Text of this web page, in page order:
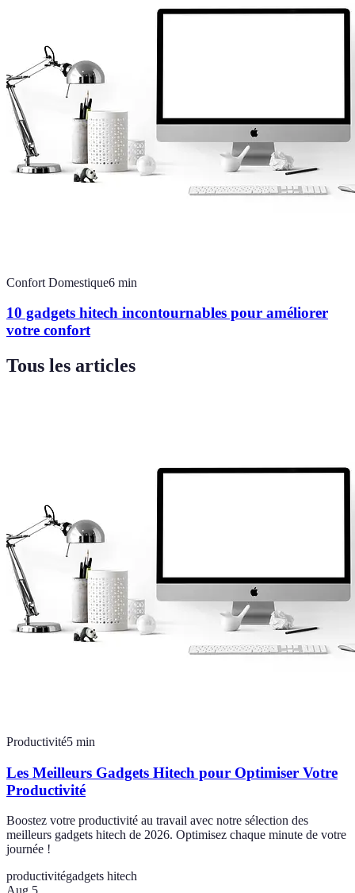
Confort Domestique6 min
10 gadgets hitech incontournables pour améliorer
votre confort
Tous les articles
Productivité5 min
Les Meilleurs Gadgets Hitech pour Optimiser Votre
Productivité
Boostez votre productivité au travail avec notre sélection des
meilleurs gadgets hitech de 2026. Optimisez chaque minute de votre
journée !
productivitégadgets hitech